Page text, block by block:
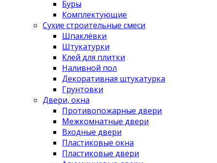
Буры
Комплектующие
Сухие строительные смеси
Шпаклёвки
Штукатурки
Клей для плитки
Наливной пол
Декоративная штукатурка
Грунтовки
Двери, окна
Противопожарные двери
Межкомнатные двери
Входные двери
Пластиковые окна
Пластиковые двери